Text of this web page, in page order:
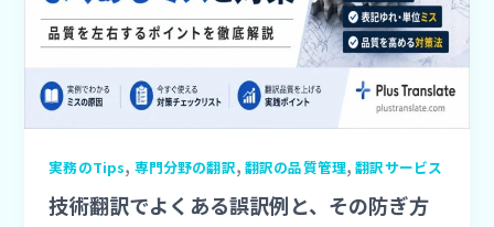
実務のTips, 専門分野の翻訳, 翻訳の品質管理,翻訳サービス
技術翻訳でよくある誤訳例と、その防ぎ方